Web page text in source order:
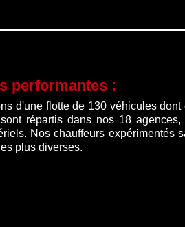
performantes :
d'une flotte de 130 véhicules
répartis dans nos 18
Nos chauffeurs expérimentés
plus diverses.